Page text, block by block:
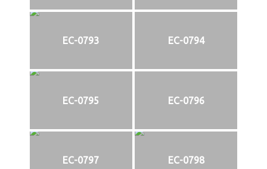
EC-0793 EC-0794
EC-0795 EC-0796
EC-0797 EC-0798